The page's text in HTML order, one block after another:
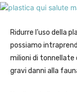
Ridurre l’uso della
possiamo
milioni di tonnellate
gravi danni alla